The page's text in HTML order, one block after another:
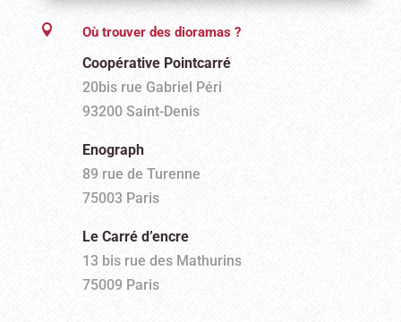
 Où trouver des dioramas ?
Coopérative Pointcarré
20bis rue Gabriel Péri
93200 Saint-Denis
Enograph
89 rue de Turenne
75003 Paris
Le Carré d’encre
13 bis rue des Mathurins
75009 Paris